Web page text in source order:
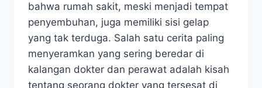
bahwa rumah sakit, meski menjadi tempat
penyembuhan, juga memiliki sisi gelap
yang tak terduga. Salah satu cerita paling
menyeramkan yang sering beredar di
kalangan dokter dan perawat adalah kisah
tentang seorang dokter yang tersesat di